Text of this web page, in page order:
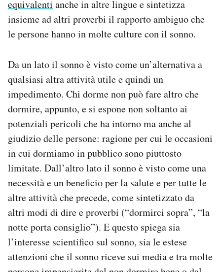
equivalenti anche in altre lingue e sintetizza
insieme ad altri proverbi il rapporto ambiguo che
le persone hanno in molte culture con il sonno.
Da un lato il sonno è visto come un’alternativa a
qualsiasi altra attività utile e quindi un
impedimento. Chi dorme non può fare altro che
dormire, appunto, e si espone non soltanto ai
potenziali pericoli che ha intorno ma anche al
giudizio delle persone: ragione per cui le occasioni
in cui dormiamo in pubblico sono piuttosto
limitate. Dall’altro lato il sonno è visto come una
necessità e un beneficio per la salute e per tutte le
altre attività che precede, come sintetizzato da
altri modi di dire e proverbi (“dormirci sopra”, “la
notte porta consiglio”). E questo spiega sia
l’interesse scientifico sul sonno, sia le estese
attenzioni che il sonno riceve sui media e tra molte